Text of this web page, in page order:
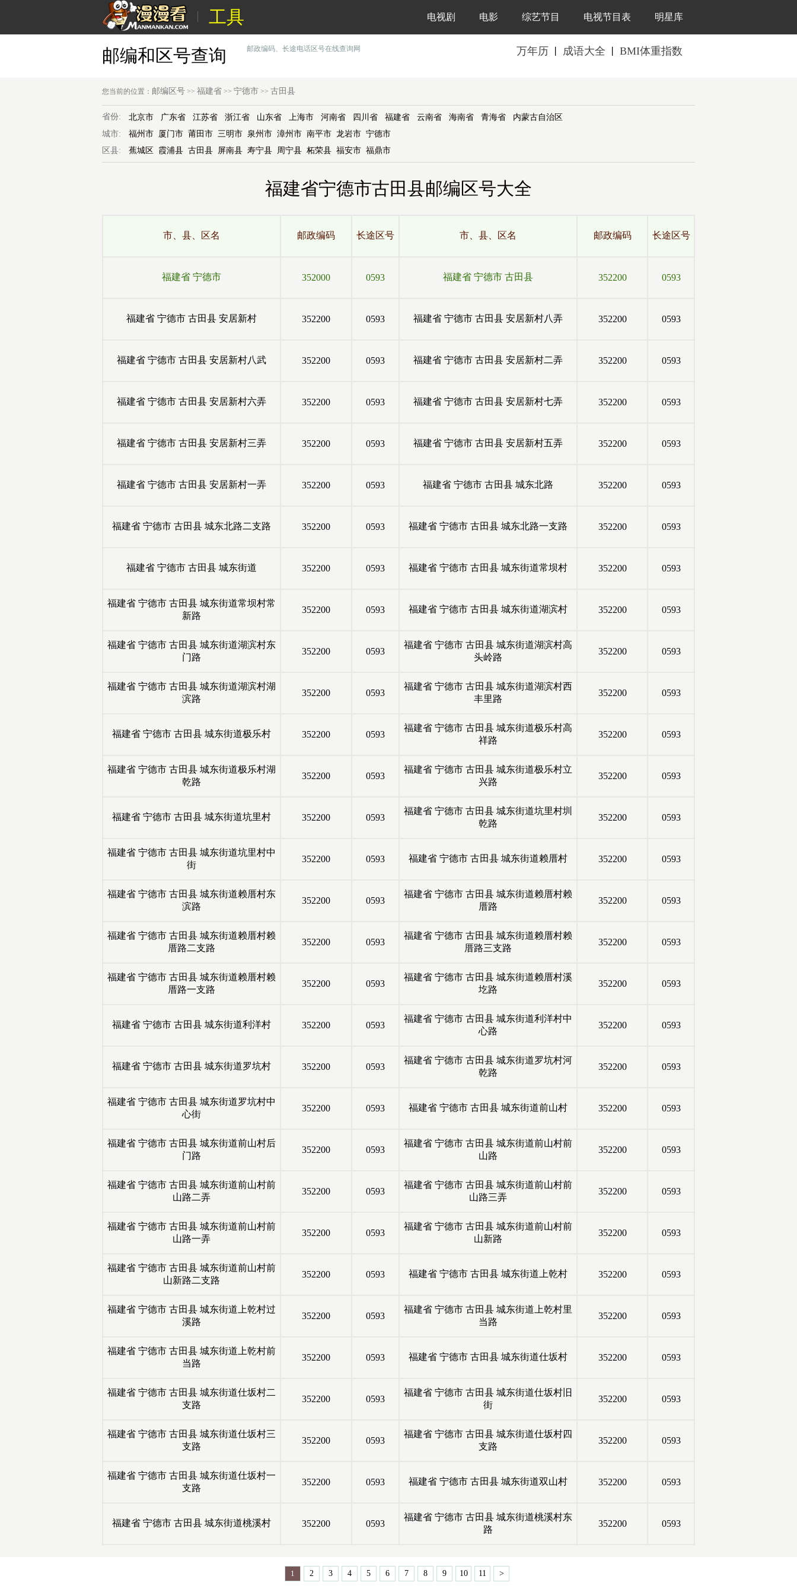
工具 明星库
电视节目表
综艺节目
电影
电视剧
邮编和区号查询 邮政编码、长途电话区号在线查询网 万年历 成语大全 BMI体重指数
您当前的位置： 邮编区号 >> 福建省 >> 宁德市 >> 古田县
省份: 北京市 广东省 江苏省 浙江省 山东省 上海市 河南省 四川省 福建省 云南省 海南省 青海省
内蒙古自治区
城市:
福州市 厦门市 莆田市 三明市 泉州市 漳州市 南平市 龙岩市 宁德市
区县:
蕉城区 霞浦县 古田县 屏南县 寿宁县 周宁县 柘荣县 福安市 福鼎市
福建省宁德市古田县邮编区号大全
市、县、区名 邮政编码 长途区号 市、县、区名 邮政编码 长途区号
福建省 宁德市 352000 0593 福建省 宁德市 古田县 352200 0593
福建省 宁德市 古田县 安居新村 352200 0593 福建省 宁德市 古田县 安居新村八弄 352200 0593
福建省 宁德市 古田县 安居新村八武 352200 0593 福建省 宁德市 古田县 安居新村二弄 352200 0593
福建省 宁德市 古田县 安居新村六弄 352200 0593 福建省 宁德市 古田县 安居新村七弄 352200 0593
福建省 宁德市 古田县 安居新村三弄 352200 0593 福建省 宁德市 古田县 安居新村五弄 352200 0593
福建省 宁德市 古田县 安居新村一弄 352200 0593 福建省 宁德市 古田县 城东北路 352200 0593
福建省 宁德市 古田县 城东北路二支路 352200 0593 福建省 宁德市 古田县 城东北路一支路 352200 0593
福建省 宁德市 古田县 城东街道 352200 0593 福建省 宁德市 古田县 城东街道常坝村 352200 0593
福建省 宁德市 古田县 城东街道常坝村常
新路
352200 0593 福建省 宁德市 古田县 城东街道湖滨村 352200 0593
福建省 宁德市 古田县 城东街道湖滨村东
门路
352200 0593
福建省 宁德市 古田县 城东街道湖滨村高
头岭路
352200 0593
福建省 宁德市 古田县 城东街道湖滨村湖
滨路
352200 0593
福建省 宁德市 古田县 城东街道湖滨村西
丰里路
352200 0593
福建省 宁德市 古田县 城东街道极乐村 352200 0593
福建省 宁德市 古田县 城东街道极乐村高
祥路
352200 0593
福建省 宁德市 古田县 城东街道极乐村湖
乾路
352200 0593
福建省 宁德市 古田县 城东街道极乐村立
兴路
352200 0593
福建省 宁德市 古田县 城东街道坑里村 352200 0593
福建省 宁德市 古田县 城东街道坑里村圳
乾路
352200 0593
福建省 宁德市 古田县 城东街道坑里村中
街
352200 0593 福建省 宁德市 古田县 城东街道赖厝村 352200 0593
福建省 宁德市 古田县 城东街道赖厝村东
滨路
352200 0593
福建省 宁德市 古田县 城东街道赖厝村赖
厝路
352200 0593
福建省 宁德市 古田县 城东街道赖厝村赖
厝路二支路
352200 0593
福建省 宁德市 古田县 城东街道赖厝村赖
厝路三支路
352200 0593
福建省 宁德市 古田县 城东街道赖厝村赖
厝路一支路
352200 0593
福建省 宁德市 古田县 城东街道赖厝村溪
圪路
352200 0593
福建省 宁德市 古田县 城东街道利洋村 352200 0593
福建省 宁德市 古田县 城东街道利洋村中
心路
352200 0593
福建省 宁德市 古田县 城东街道罗坑村 352200 0593
福建省 宁德市 古田县 城东街道罗坑村河
乾路
352200 0593
福建省 宁德市 古田县 城东街道罗坑村中
心街
352200 0593 福建省 宁德市 古田县 城东街道前山村 352200 0593
福建省 宁德市 古田县 城东街道前山村后
门路
352200 0593
福建省 宁德市 古田县 城东街道前山村前
山路
352200 0593
福建省 宁德市 古田县 城东街道前山村前
山路二弄
352200 0593
福建省 宁德市 古田县 城东街道前山村前
山路三弄
352200 0593
福建省 宁德市 古田县 城东街道前山村前
山路一弄
352200 0593
福建省 宁德市 古田县 城东街道前山村前
山新路
352200 0593
福建省 宁德市 古田县 城东街道前山村前
山新路二支路
352200 0593 福建省 宁德市 古田县 城东街道上乾村 352200 0593
福建省 宁德市 古田县 城东街道上乾村过
溪路
352200 0593
福建省 宁德市 古田县 城东街道上乾村里
当路
352200 0593
福建省 宁德市 古田县 城东街道上乾村前
当路
352200 0593 福建省 宁德市 古田县 城东街道仕坂村 352200 0593
福建省 宁德市 古田县 城东街道仕坂村二
支路
352200 0593
福建省 宁德市 古田县 城东街道仕坂村旧
街
352200 0593
福建省 宁德市 古田县 城东街道仕坂村三
支路
352200 0593
福建省 宁德市 古田县 城东街道仕坂村四
支路
352200 0593
福建省 宁德市 古田县 城东街道仕坂村一
支路
352200 0593 福建省 宁德市 古田县 城东街道双山村 352200 0593
福建省 宁德市 古田县 城东街道桃溪村 352200 0593
福建省 宁德市 古田县 城东街道桃溪村东
路
352200 0593
1 2 3 4 5 6 7 8 9 10 11 >